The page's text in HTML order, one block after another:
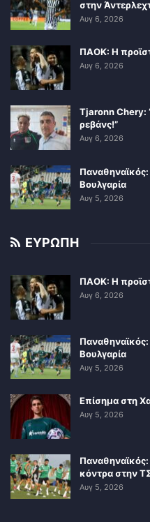
στην
Αυγ 6, 2026
ΠΑΟΚ: Η
Αυγ 6, 2026
Tjaronn Chery:
ρεβάνς!”
Αυγ 6, 2026
Παναθηναϊκός:
Βουλγαρία
Αυγ 5, 2026
ΕΥΡΩΠΗ
ΠΑΟΚ: Η
Αυγ 6, 2026
Παναθηναϊκός:
Βουλγαρία
Αυγ 5, 2026
Επίσημα στη
Αυγ 5, 2026
κόντρα στην
Αυγ 5, 2026